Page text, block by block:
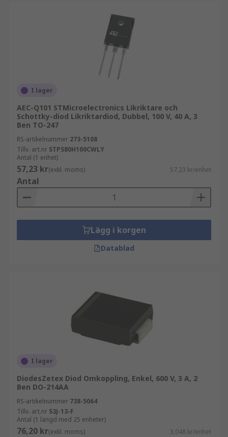
I lager
AEC-Q101 STMicroelectronics Likriktare och
Schottky-diod Likriktardiod, Dubbel, 100 V, 40 A, 3
Ben TO-247
RS-artikelnummer 273-5108
Tillv. art.nr STPS80H100CWLY
Antal (1 enhet)
57,23 kr(exkl. moms) 57,23 kr/enhet
Antal
Lägg i korgen
Datablad
I lager
DiodesZetex Diod Omkoppling, Enkel, 600 V, 3 A, 2
Ben DO-214AA
RS-artikelnummer 738-5064
Tillv. art.nr S3J-13-F
Antal (1 längd med 25 enheter)
76,20 kr(exkl. moms) 3,048 kr/enhet